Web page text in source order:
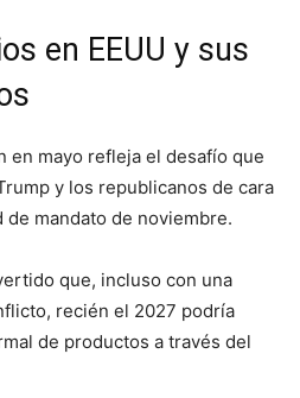
en EEUU y sus
en mayo refleja el desafío que
y los republicanos de cara
mandato de noviembre.
que, incluso con una
recién el 2027 podría
de productos a través del